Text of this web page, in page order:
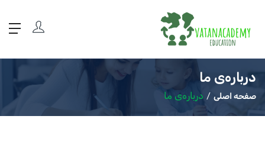
درباره‌ی ما
صفحه اصلی درباره‌ی ما